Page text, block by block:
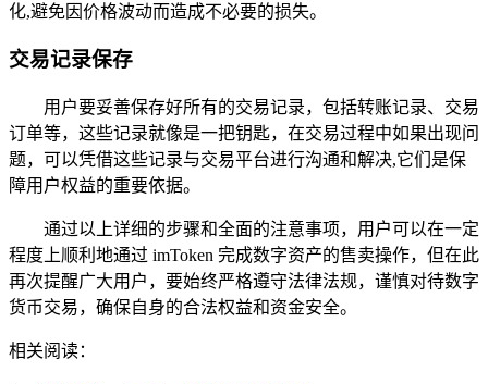
化,避免因价格波动而造成不必要的损失。
交易记录保存
用户要妥善保存好所有的交易记录，包括转账记录、交易
订单等，这些记录就像是一把钥匙，在交易过程中如果出现问
题，可以凭借这些记录与交易平台进行沟通和解决,它们是保
障用户权益的重要依据。
通过以上详细的步骤和全面的注意事项，用户可以在一定
程度上顺利地通过 imToken 完成数字资产的售卖操作，但在此
再次提醒广大用户，要始终严格遵守法律法规，谨慎对待数字
货币交易，确保自身的合法权益和资金安全。
相关阅读：